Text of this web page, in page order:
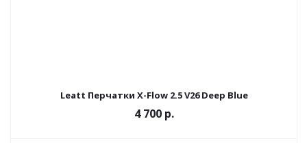
Leatt Перчатки X-Flow 2.5 V26 Deep Blue
4 700 р.